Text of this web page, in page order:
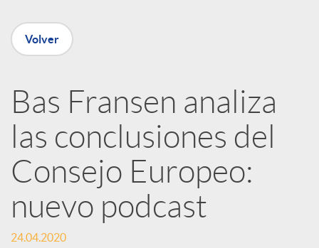
n
e
d
e
Volver
Bas Fransen analiza
las conclusiones del
Consejo Europeo:
nuevo podcast
24.04.2020